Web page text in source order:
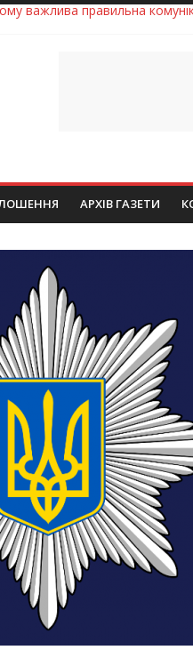
центри на
досліджують місце
шанс на власне житло
важлива правильна
АРХІВ ГАЗЕТИ